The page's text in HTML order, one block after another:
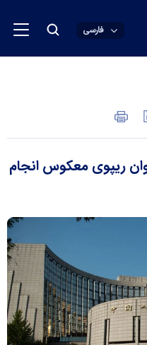
فارسی
۳ میلیارد یوان ریپوی معکوس انجام